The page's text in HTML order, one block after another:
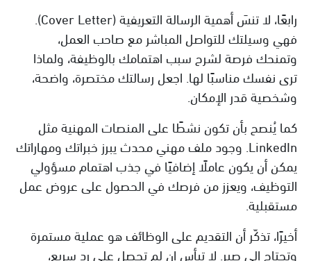
رابعًا، لا تنسَ أهمية الرسالة التعريفية (Cover Letter).
فهي وسيلتك للتواصل المباشر مع صاحب العمل،
وتمنحك فرصة لشرح سبب اهتمامك بالوظيفة، ولماذا
ترى نفسك مناسبًا لها. اجعل رسالتك مختصرة، واضحة،
وشخصية قدر الإمكان.
كما يُنصح بأن تكون نشطًا على المنصات المهنية مثل
LinkedIn. وجود ملف مهني محدث يبرز خبراتك ومهاراتك
يمكن أن يكون عاملًا إضافيًا في جذب اهتمام مسؤولي
التوظيف، ويعزز من فرصك في الحصول على عروض عمل
مستقبلية.
أخيرًا، تذكّر أن التقديم على الوظائف هو عملية مستمرة
وتحتاج إلى صبر. لا تيأس إن لم تحصل على رد سريع،